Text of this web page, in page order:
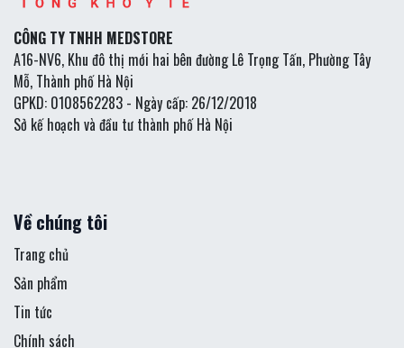
CÔNG TY TNHH MEDSTORE
A16-NV6, Khu đô thị mới hai bên đường Lê Trọng Tấn, Phường Tây
Mỗ, Thành phố Hà Nội
GPKD: 0108562283 - Ngày cấp: 26/12/2018
Sở kế hoạch và đầu tư thành phố Hà Nội
Về chúng tôi
Trang chủ
Sản phẩm
Tin tức
Chính sách